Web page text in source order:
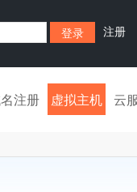
注册
注册 虚拟主机 云